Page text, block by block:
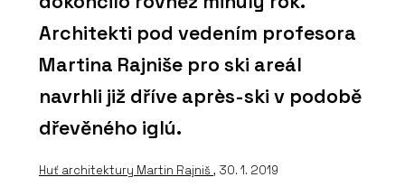
Architekti pod vedením profesora
Martina Rajniše pro ski areál
navrhli již dříve après-ski v podobě
dřevěného iglú.
Huť architektury Martin Rajniš , 30. 1. 2019